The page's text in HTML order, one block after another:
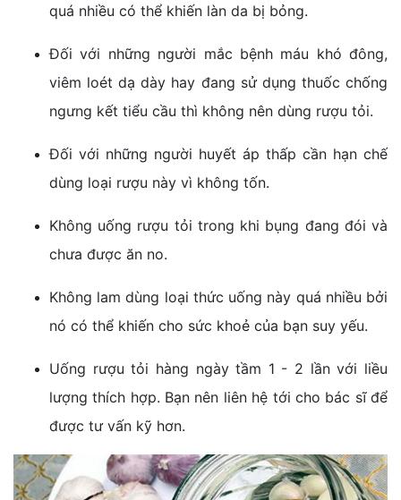
quá nhiều có thể khiến làn da bị bỏng.
Đối với những người mắc bệnh máu khó đông,
viêm loét dạ dày hay đang sử dụng thuốc chống
ngưng kết tiểu cầu thì không nên dùng rượu tỏi.
Đối với những người huyết áp thấp cần hạn chế
dùng loại rượu này vì không tốn.
Không uống rượu tỏi trong khi bụng đang đói và
chưa được ăn no.
Không lam dùng loại thức uống này quá nhiều bởi
nó có thể khiến cho sức khoẻ của bạn suy yếu.
Uống rượu tỏi hàng ngày tầm 1 - 2 lần với liều
lượng thích hợp. Bạn nên liên hệ tới cho bác sĩ để
được tư vấn kỹ hơn.